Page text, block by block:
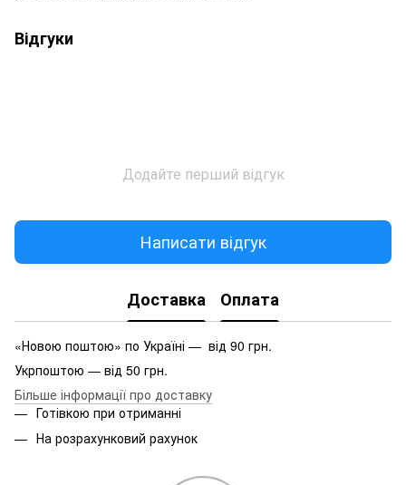
Відгуки
Додайте перший відгук
Написати відгук
Доставка Оплата
«Новою поштою» по Україні — від 90 грн.
Укрпоштою — від 50 грн.
Більше інформації про доставку
Готівкою при отриманні
На розрахунковий рахунок